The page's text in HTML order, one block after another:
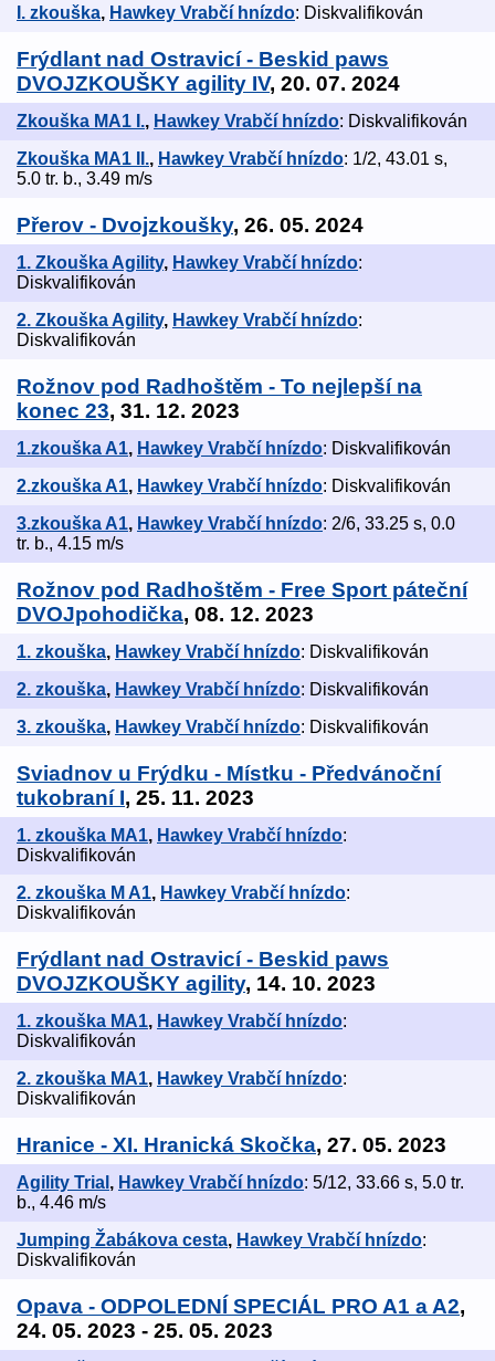
I. zkouška, Hawkey Vrabčí hnízdo: Diskvalifikován
Frýdlant nad Ostravicí - Beskid paws
DVOJZKOUŠKY agility IV, 20. 07. 2024
Zkouška MA1 I., Hawkey Vrabčí hnízdo: Diskvalifikován
Zkouška MA1 II., Hawkey Vrabčí hnízdo: 1/2, 43.01 s,
5.0 tr. b., 3.49 m/s
Přerov - Dvojzkoušky, 26. 05. 2024
1. Zkouška Agility, Hawkey Vrabčí hnízdo:
Diskvalifikován
2. Zkouška Agility, Hawkey Vrabčí hnízdo:
Diskvalifikován
Rožnov pod Radhoštěm - To nejlepší na
konec 23, 31. 12. 2023
1.zkouška A1, Hawkey Vrabčí hnízdo: Diskvalifikován
2.zkouška A1, Hawkey Vrabčí hnízdo: Diskvalifikován
3.zkouška A1, Hawkey Vrabčí hnízdo: 2/6, 33.25 s, 0.0
tr. b., 4.15 m/s
Rožnov pod Radhoštěm - Free Sport páteční
DVOJpohodička, 08. 12. 2023
1. zkouška, Hawkey Vrabčí hnízdo: Diskvalifikován
2. zkouška, Hawkey Vrabčí hnízdo: Diskvalifikován
3. zkouška, Hawkey Vrabčí hnízdo: Diskvalifikován
Sviadnov u Frýdku - Místku - Předvánoční
tukobraní I, 25. 11. 2023
1. zkouška MA1, Hawkey Vrabčí hnízdo:
Diskvalifikován
2. zkouška M A1, Hawkey Vrabčí hnízdo:
Diskvalifikován
Frýdlant nad Ostravicí - Beskid paws
DVOJZKOUŠKY agility, 14. 10. 2023
1. zkouška MA1, Hawkey Vrabčí hnízdo:
Diskvalifikován
2. zkouška MA1, Hawkey Vrabčí hnízdo:
Diskvalifikován
Hranice - XI. Hranická Skočka, 27. 05. 2023
Agility Trial , Hawkey Vrabčí hnízdo: 5/12, 33.66 s, 5.0 tr.
b., 4.46 m/s
Jumping Žabákova cesta, Hawkey Vrabčí hnízdo:
Diskvalifikován
Opava - ODPOLEDNÍ SPECIÁL PRO A1 a A2,
24. 05. 2023 - 25. 05. 2023